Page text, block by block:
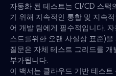
자동화 된 테스트는 CI/CD 스택
기 위해 지속적인 통합 및 지속
어 개발 팀에게 필수적입니다.
스트를위한 오랜 사실상 표준)
질문은 자체 테스트 그리드를
부가됩니다.
이 백서는 클라우드 기반 테스